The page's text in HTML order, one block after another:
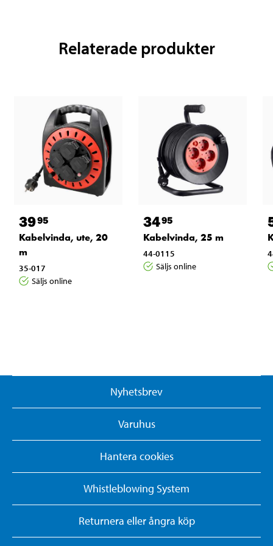
Relaterade produkter
3995
Kabelvinda, ute, 20
m
35-017
Säljs online
3495
Kabelvinda, 25 m
44-0115
Säljs online
Nyhetsbrev
Varuhus
Hantera cookies
Whistleblowing System
Returnera eller ångra köp